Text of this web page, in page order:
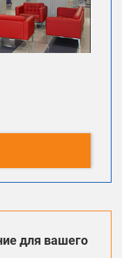
для вашего